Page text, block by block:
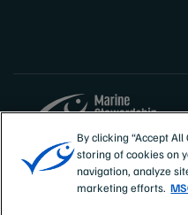
Sites
España
By clicking “Accept
storing of cookies on
navigation, analyze
marketing efforts.